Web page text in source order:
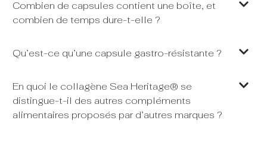
Combien de capsules contient une boîte, et
combien de temps dure-t-elle ?
Qu’est-ce qu’une capsule gastro-résistante ?
En quoi le collagène Sea Heritage® se
distingue-t-il des autres compléments
alimentaires proposés par d’autres marques ?